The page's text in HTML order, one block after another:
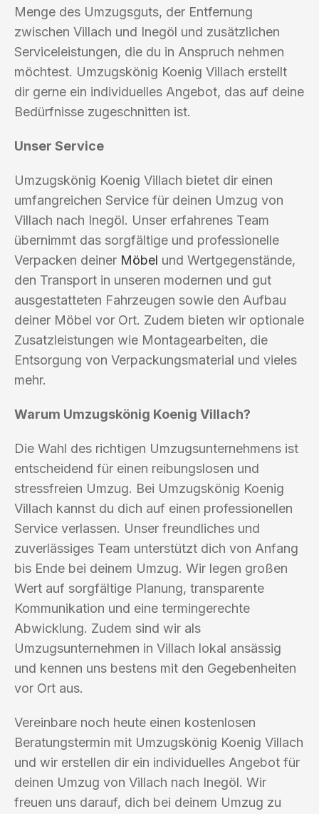
Menge des Umzugsguts, der Entfernung
zwischen Villach und Inegöl und zusätzlichen
Serviceleistungen, die du in Anspruch nehmen
möchtest. Umzugskönig Koenig Villach erstellt
dir gerne ein individuelles Angebot, das auf deine
Bedürfnisse zugeschnitten ist.
Unser Service
Umzugskönig Koenig Villach bietet dir einen
umfangreichen Service für deinen Umzug von
Villach nach Inegöl. Unser erfahrenes Team
übernimmt das sorgfältige und professionelle
Verpacken deiner Möbel und Wertgegenstände,
den Transport in unseren modernen und gut
ausgestatteten Fahrzeugen sowie den Aufbau
deiner Möbel vor Ort. Zudem bieten wir optionale
Zusatzleistungen wie Montagearbeiten, die
Entsorgung von Verpackungsmaterial und vieles
mehr.
Warum Umzugskönig Koenig Villach?
Die Wahl des richtigen Umzugsunternehmens ist
entscheidend für einen reibungslosen und
stressfreien Umzug. Bei Umzugskönig Koenig
Villach kannst du dich auf einen professionellen
Service verlassen. Unser freundliches und
zuverlässiges Team unterstützt dich von Anfang
bis Ende bei deinem Umzug. Wir legen großen
Wert auf sorgfältige Planung, transparente
Kommunikation und eine termingerechte
Abwicklung. Zudem sind wir als
Umzugsunternehmen in Villach lokal ansässig
und kennen uns bestens mit den Gegebenheiten
vor Ort aus.
Vereinbare noch heute einen kostenlosen
Beratungstermin mit Umzugskönig Koenig Villach
und wir erstellen dir ein individuelles Angebot für
deinen Umzug von Villach nach Inegöl. Wir
freuen uns darauf, dich bei deinem Umzug zu